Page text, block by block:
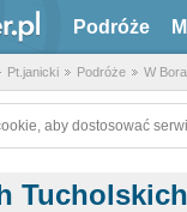
Podróże
Pt.janicki Podróże W
aby dostosować
Tucholskich